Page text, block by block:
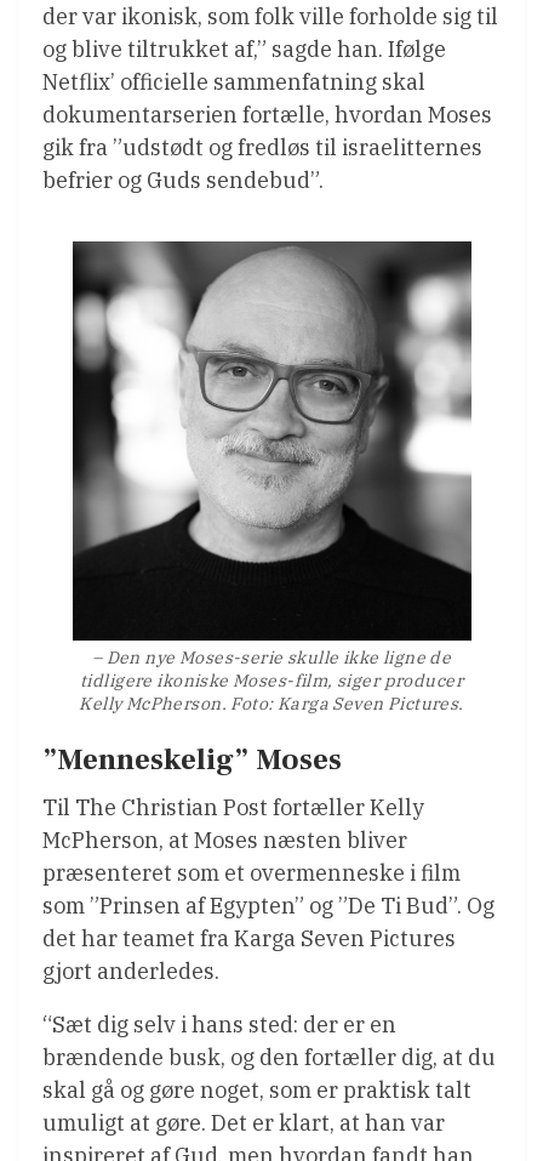
der var ikonisk, som folk ville forholde sig til
og blive tiltrukket af,” sagde han. Ifølge
Netflix’ officielle sammenfatning skal
dokumentarserien fortælle, hvordan Moses
gik fra ”udstødt og fredløs til israelitternes
befrier og Guds sendebud”.
– Den nye Moses-serie skulle ikke ligne de
tidligere ikoniske Moses-film, siger producer
Kelly McPherson. Foto: Karga Seven Pictures.
”Menneskelig” Moses
Til The Christian Post fortæller Kelly
McPherson, at Moses næsten bliver
præsenteret som et overmenneske i film
som ”Prinsen af Egypten” og ”De Ti Bud”. Og
det har teamet fra Karga Seven Pictures
gjort anderledes.
“Sæt dig selv i hans sted: der er en
brændende busk, og den fortæller dig, at du
skal gå og gøre noget, som er praktisk talt
umuligt at gøre. Det er klart, at han var
inspireret af Gud, men hvordan fandt han